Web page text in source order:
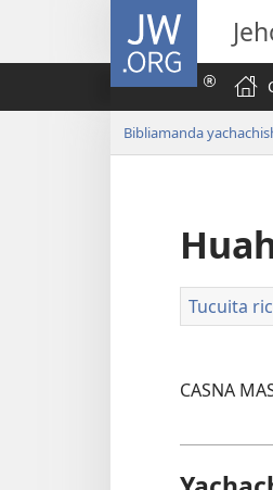
JW.ORG
Bibliamanda
Tucuita
CASNA